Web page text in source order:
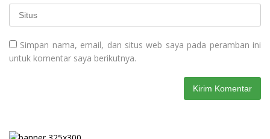
Simpan nama, email, dan situs web saya pada peramban ini
untuk komentar saya berikutnya.